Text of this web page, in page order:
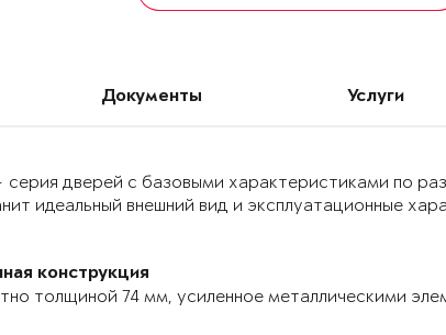
Документы Услуги
серия дверей с базовыми характеристиками по
идеальный внешний вид и эксплуатационные
конструкция
толщиной 74 мм, усиленное металлическими